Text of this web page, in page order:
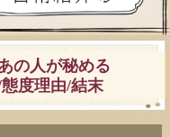
の人が秘める
態度理由/結末